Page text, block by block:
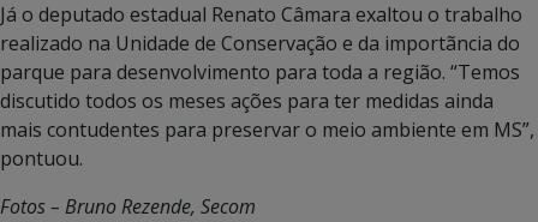
Já o deputado estadual Renato Câmara exaltou o trabalho
realizado na Unidade de Conservação e da importãncia do
parque para desenvolvimento para toda a região. “Temos
discutido todos os meses ações para ter medidas ainda
mais contudentes para preservar o meio ambiente em MS”,
pontuou.
Fotos – Bruno Rezende, Secom